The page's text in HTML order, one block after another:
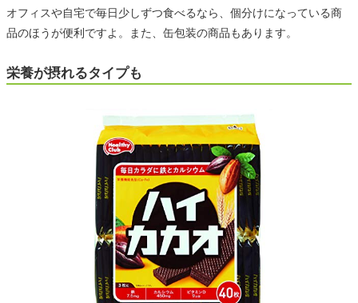
オフィスや自宅で毎日少しずつ食べるなら、個分けになっている商
品のほうが便利ですよ。また、缶包装の商品もあります。
栄養が摂れるタイプも